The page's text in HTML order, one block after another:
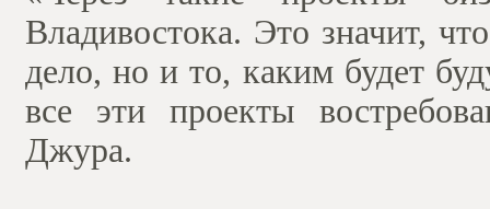
Владивостока. Это значит,
дело, но и то, каким будет
все эти проекты
Джура.